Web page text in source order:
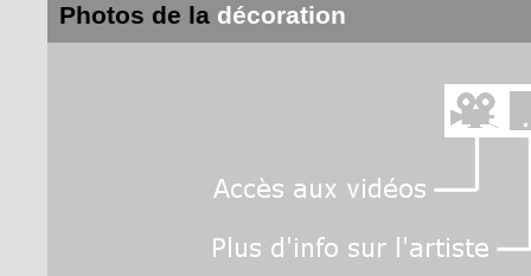
Photos de la décoration